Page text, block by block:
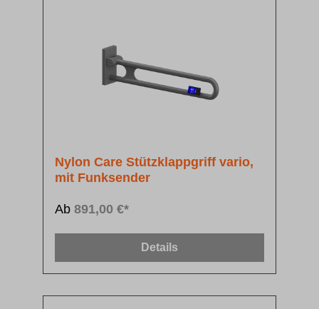
Nylon Care Stützklappgriff vario,
mit Funksender
Ab 891,00 €*
Details